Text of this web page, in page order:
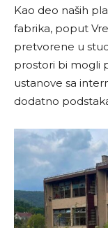
Kao deo naših
fabrika, poput
pretvorene u
prostori bi mogli
ustanove sa
dodatno